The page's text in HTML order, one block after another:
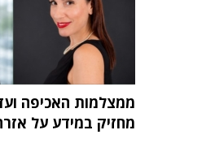
ממצלמות האכיפה
מחזיק במידע על